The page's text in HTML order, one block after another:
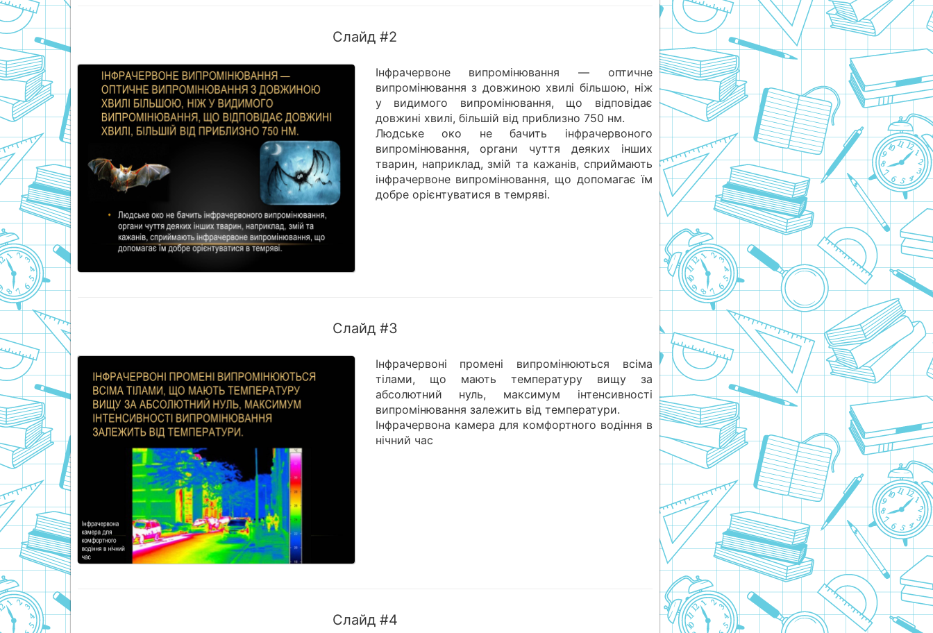
Слайд #2
Інфрачервоне випромінювання — оптичне
випромінювання з довжиною хвилі більшою, ніж
у видимого випромінювання, що відповідає
довжині хвилі, більшій від приблизно 750 нм.
Людське око не бачить інфрачервоного
випромінювання, органи чуття деяких інших
тварин, наприклад, змій та кажанів, сприймають
інфрачервоне випромінювання, що допомагає їм
добре орієнтуватися в темряві.
Слайд #3
Інфрачервоні промені випромінюються всіма
тілами, що мають температуру вищу за
абсолютний нуль, максимум інтенсивності
випромінювання залежить від температури.
Інфрачервона камера для комфортного водіння в
нічний час
Слайд #4